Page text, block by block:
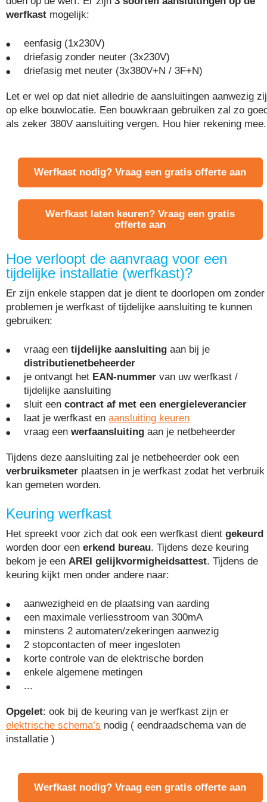
werfkast mogelijk:
eenfasig (1x230V)
driefasig zonder neuter (3x230V)
driefasig met neuter (3x380V+N / 3F+N)
Let er wel op dat niet alledrie de aansluitingen aanwezig
op elke bouwlocatie. Een bouwkraan gebruiken zal zo
als zeker 380V aansluiting vergen. Hou hier rekening mee.
Werfkast nodig? Vraag een gratis offerte aan
Werfkast laten keuren? Vraag een gratis
offerte aan
Hoe verloopt de aanvraag voor een
tijdelijke installatie (werfkast)?
Er zijn enkele stappen dat je dient te doorlopen om zonder
problemen je werfkast of tijdelijke aansluiting te kunnen
gebruiken:
vraag een tijdelijke aansluiting aan bij je
distributienetbeheerder
je ontvangt het EAN-nummer van uw werfkast /
tijdelijke aansluiting
sluit een contract af met een energieleverancier
laat je werfkast en aansluiting keuren
vraag een werfaansluiting aan je netbeheerder
Tijdens deze aansluiting zal je netbeheerder ook een
verbruiksmeter plaatsen in je werfkast zodat het verbruik
kan gemeten worden.
Keuring werfkast
Het spreekt voor zich dat ook een werfkast dient gekeurd
worden door een erkend bureau. Tijdens deze keuring
bekom je een AREI gelijkvormigheidsattest. Tijdens de
keuring kijkt men onder andere naar:
aanwezigheid en de plaatsing van aarding
een maximale verliesstroom van 300mA
minstens 2 automaten/zekeringen aanwezig
2 stopcontacten of meer ingesloten
korte controle van de elektrische borden
enkele algemene metingen
...
Opgelet: ook bij de keuring van je werfkast zijn er
elektrische schema’s nodig ( eendraadschema van de
installatie )
Werfkast nodig? Vraag een gratis offerte aan